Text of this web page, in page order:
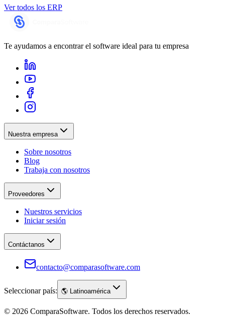
Ver todos los ERP
Te ayudamos a encontrar el software ideal para tu empresa
Nuestra empresa
Sobre nosotros
Blog
Trabaja con nosotros
Proveedores
Nuestros servicios
Iniciar sesión
Contáctanos
contacto@comparasoftware.com
Seleccionar país: 🌎 Latinoamérica
© 2026 ComparaSoftware. Todos los derechos reservados.